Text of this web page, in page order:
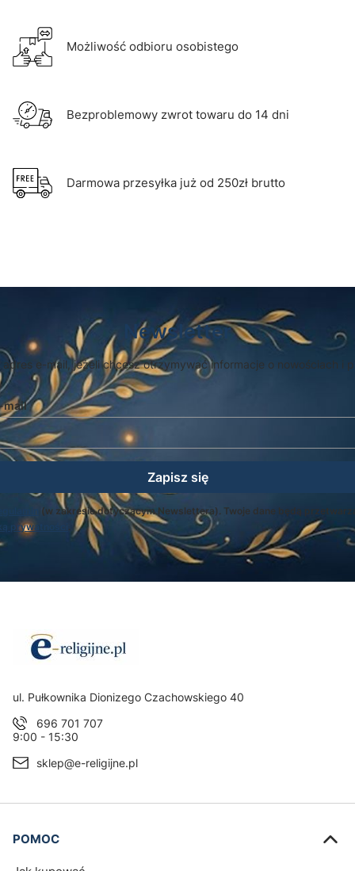
Możliwość odbioru osobistego
Bezproblemowy zwrot towaru do 14 dni
Darmowa przesyłka już od 250zł brutto
Newsletter
adres e-mail, jeżeli chcesz otrzymywać informacje o nowościach i
mail
Zapisz się
(w zakresie dotyczącym Newslettera). Twoje dane będą
prywatności
Adres:
ul. Pułkownika Dionizego Czachowskiego 40
696 701 707
9:00 - 15:30
sklep@e-religijne.pl
Linki w stopce
POMOC